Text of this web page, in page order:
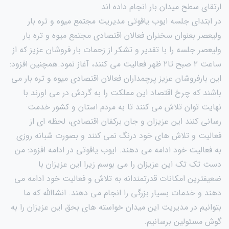
ارتقای سطح میدان بار انجام داده اند
در ابتدای جلسه ایوب یاقوتی مدیریت مجتمع میوه و تره بار
ولیعصر بعنوان سخنران فعالان اقتصادی مجتمع میوه و تره بار
ولیعصر جلسه را با تقدیر و تشکر از زحمات بار فروشان عزیز که از
ساعت ۲ صبح تا۲ ظهر فعالیت می کنند، آغاز نمود.همچنین افزود:
این بارفروشان عزیز پرچمداران فعالان اقتصادی میوه و تره بار می
باشند که چرخ اقتصاد این مملکت را به گردش در می اورند با
نهایت توان تلاش می کنند تا به مردم استان و کشور خدمت
رسانی کنند این عزیزان و جان برکفان اقتصادی، لحظه ای از
فعالیت و تلاش های خود درنگ نمی کنند و بصورت شبانه روزی
به فعالیت خود ادامه می دهند. ایوب یاقوتی در ادامه افزود: من
دست تک تک این عزیزان را می بوسم زیرا این عزیزان با
ضعیفترین امکانات قدرتمندانه به تلاش و فعالیت خود ادامه می
دهند و خدمات بسیار بزرگی را انجام می دهند. انشاالله که ما
بتوانیم در مدیریت این میدان خواسته های بحق این عزیزان را به
گوش مسئولین برسانیم.